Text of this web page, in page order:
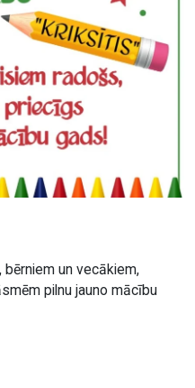
un vecākiem,
pilnu jauno mācību